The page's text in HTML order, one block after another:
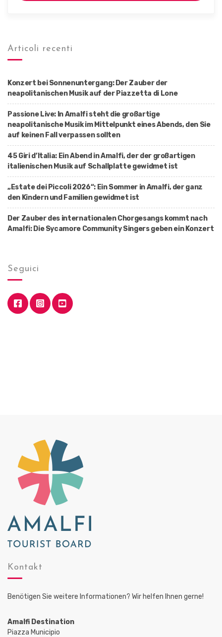
Articoli recenti
Konzert bei Sonnenuntergang: Der Zauber der
neapolitanischen Musik auf der Piazzetta di Lone
Passione Live: In Amalfi steht die großartige
neapolitanische Musik im Mittelpunkt eines Abends, den Sie
auf keinen Fall verpassen sollten
45 Giri d’Italia: Ein Abend in Amalfi, der der großartigen
italienischen Musik auf Schallplatte gewidmet ist
„Estate dei Piccoli 2026“: Ein Sommer in Amalfi, der ganz
den Kindern und Familien gewidmet ist
Der Zauber des internationalen Chorgesangs kommt nach
Amalfi: Die Sycamore Community Singers geben ein Konzert
Seguici
Kontakt
Benötigen Sie weitere Informationen? Wir helfen Ihnen gerne!
Amalfi Destination
Piazza Municipio